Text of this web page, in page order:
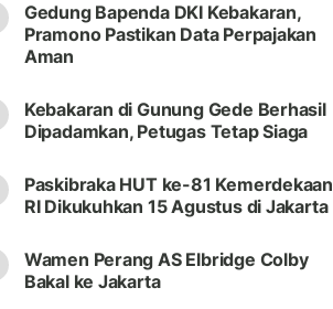
Gedung Bapenda DKI Kebakaran,
Pramono Pastikan Data Perpajakan
Aman
Kebakaran di Gunung Gede Berhasil
Dipadamkan, Petugas Tetap Siaga
Paskibraka HUT ke-81 Kemerdekaan
RI Dikukuhkan 15 Agustus di Jakarta
Wamen Perang AS Elbridge Colby
Bakal ke Jakarta